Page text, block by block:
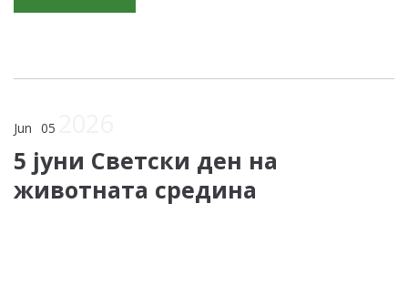
Jun 05
5 јуни Светски ден на
животната средина